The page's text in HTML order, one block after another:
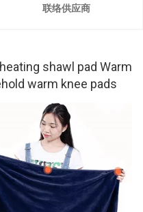
联络供应商
shawl pad Warm
warm knee pads